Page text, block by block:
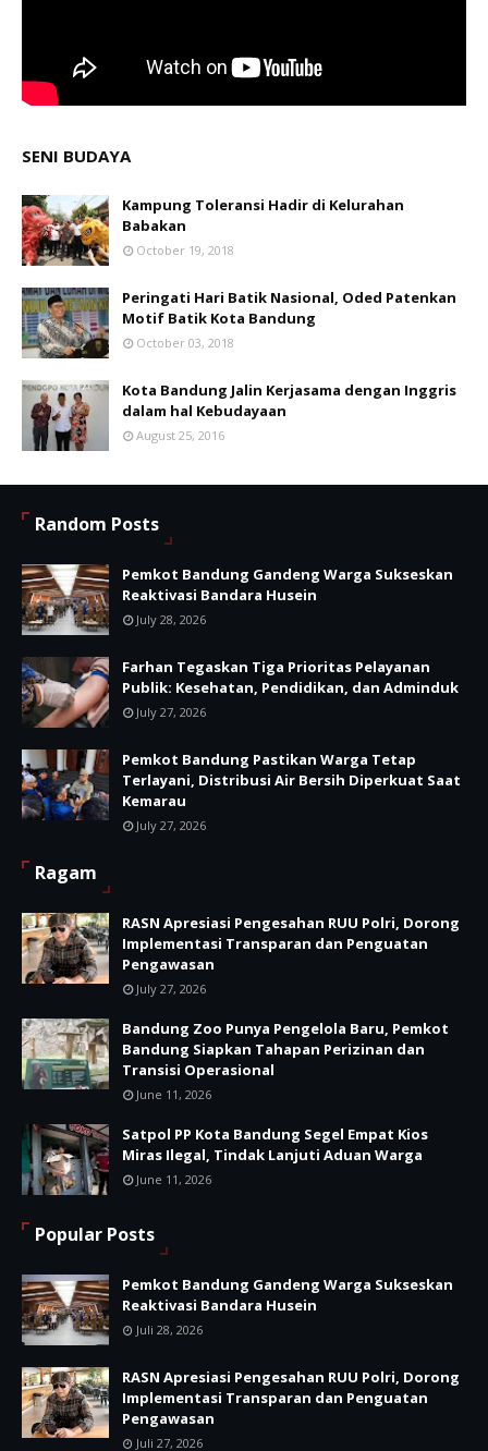
SENI BUDAYA
Kampung Toleransi Hadir di Kelurahan
Babakan
October 19, 2018
Peringati Hari Batik Nasional, Oded Patenkan
Motif Batik Kota Bandung
October 03, 2018
Kota Bandung Jalin Kerjasama dengan Inggris
dalam hal Kebudayaan
August 25, 2016
Random Posts
Pemkot Bandung Gandeng Warga Sukseskan
Reaktivasi Bandara Husein
July 28, 2026
Farhan Tegaskan Tiga Prioritas Pelayanan
Publik: Kesehatan, Pendidikan, dan Adminduk
July 27, 2026
Pemkot Bandung Pastikan Warga Tetap
Terlayani, Distribusi Air Bersih Diperkuat Saat
Kemarau
July 27, 2026
Ragam
RASN Apresiasi Pengesahan RUU Polri, Dorong
Implementasi Transparan dan Penguatan
Pengawasan
July 27, 2026
Bandung Zoo Punya Pengelola Baru, Pemkot
Bandung Siapkan Tahapan Perizinan dan
Transisi Operasional
June 11, 2026
Satpol PP Kota Bandung Segel Empat Kios
Miras Ilegal, Tindak Lanjuti Aduan Warga
June 11, 2026
Popular Posts
Pemkot Bandung Gandeng Warga Sukseskan
Reaktivasi Bandara Husein
Juli 28, 2026
RASN Apresiasi Pengesahan RUU Polri, Dorong
Implementasi Transparan dan Penguatan
Pengawasan
Juli 27, 2026